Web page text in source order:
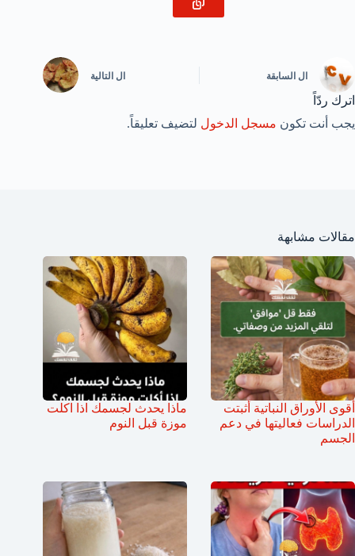
ال السابقة ال التالية
اترك ردّاً
يجب أنت تكون مسجل الدخول لتضيف تعليقاً.
مقالات مشابهة
أقوى الأوراق النباتية أثبتت
الدراسات فعاليتها في دعم
الجسم
ماذا يحدث لجسمك اذا اكلت
موزة قبل النوم